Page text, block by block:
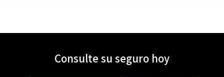
Consulte su seguro hoy